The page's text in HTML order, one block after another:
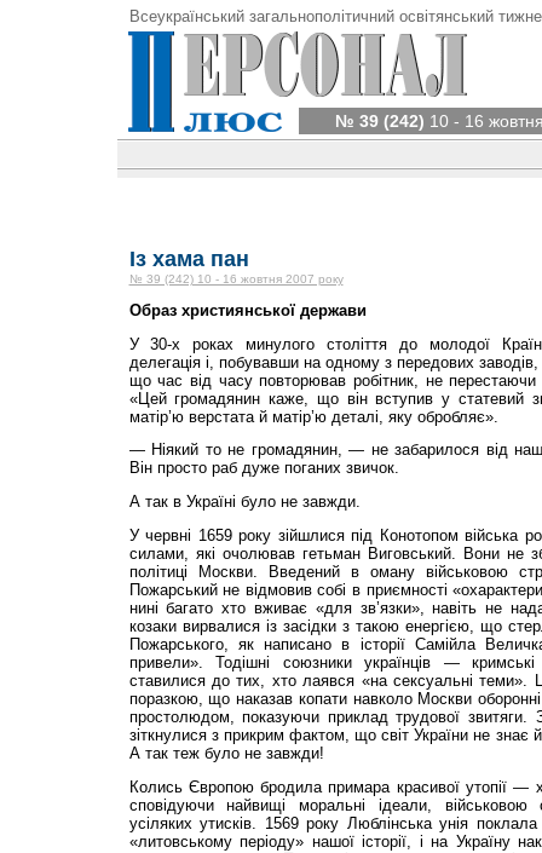
Всеукраїнський загальнополітичний освітянський
№ 39 (242) 10 - 16
Із хама пан
№ 39 (242) 10 - 16 жовтня 2007 року
Образ християнської держави
У 30-х роках минулого століття до молодої
делегація і, побував­ши на одному з передових
що час від часу повторював робітник, не
«Цей громадянин каже, що він вступив у статевий
матір’ю верстата й матір’ю деталі, яку обробляє».
— Ніякий то не громадянин, — не забарилося від
Він просто раб дуже поганих звичок.
А так в Україні було не завжди.
У червні 1659 року зійшлися під Конотопом війська
силами, які очолював гетьман Виговський. Вони не
політиці Москви. Введений в оману військовою
Пожарський не відмовив собі в приємності
нині багато хто вживає «для зв’язки», навіть не
козаки вирвалися із засідки з та­кою енергією, що
Пожарського, як написано в історії Самійла
привели». Тодішні союзники українців —
ставилися до тих, хто лаявся «на сексуальні теми».
поразкою, що наказав копати навколо Москви
простолюдом, показуючи приклад трудової звитяги.
зіткнулися з прикрим фактом, що світ України не знає й
А так теж було не завжди!
Колись Європою бродила примара красивої утопії —
сповідуючи найвищі моральні ідеали,
усіляких утисків. 1569 року Люб­лінська унія
«литовському періоду» нашої історії, і на Україну